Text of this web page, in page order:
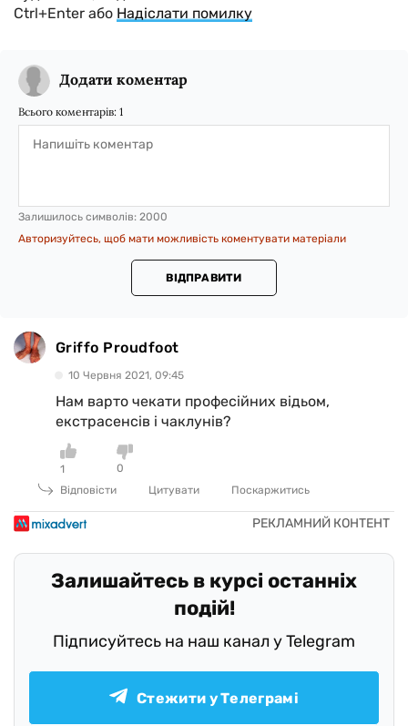
Ctrl+Enter або Надіслати помилку
Додати коментар
Всього коментарів: 1
Залишилось символів: 2000
Авторизуйтесь, щоб мати можливість коментувати матеріали
ВІДПРАВИТИ
Griffo Proudfoot
10 Червня 2021, 09:45
Нам варто чекати професійних відьом,
екстрасенсів і чаклунів?
1
0
Відповісти
Цитувати Поскаржитись
Залишайтесь в курсі останніх
подій!
Підписуйтесь на наш канал у Telegram
Стежити у Телеграмі